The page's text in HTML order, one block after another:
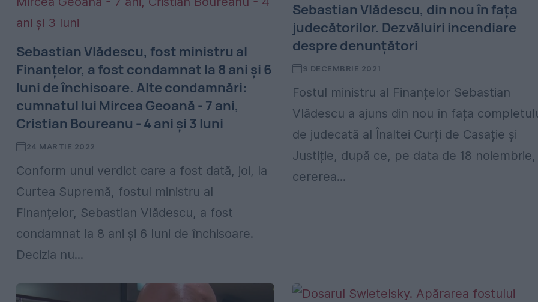
Sebastian Vlădescu, fost ministru al
Finanțelor, a fost condamnat la 8 ani și 6
luni de închisoare. Alte condamnări:
cumnatul lui Mircea Geoană - 7 ani,
Cristian Boureanu - 4 ani și 3 luni
24 MARTIE 2022
Conform unui verdict care a fost dată, joi, la
Curtea Supremă, fostul ministru al
Finanțelor, Sebastian Vlădescu, a fost
condamnat la 8 ani și 6 luni de închisoare.
Decizia nu...
Sebastian Vlădescu, din nou în fața
judecătorilor. Dezvăluiri incendiare
despre denunțători
9 DECEMBRIE 2021
Fostul ministru al Finanțelor Sebastian
Vlădescu a ajuns din nou în fața
de judecată al Înaltei Curți de Casație și
Justiție, după ce, pe data de 18 noiembrie,
cererea...